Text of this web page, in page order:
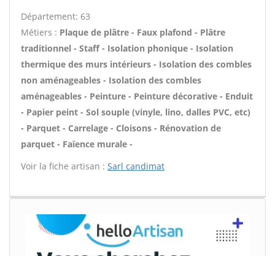
Département: 63
Métiers : Plaque de plâtre - Faux plafond - Plâtre
traditionnel - Staff - Isolation phonique - Isolation
thermique des murs intérieurs - Isolation des combles
non aménageables - Isolation des combles
aménageables - Peinture - Peinture décorative - Enduit
- Papier peint - Sol souple (vinyle, lino, dalles PVC, etc)
- Parquet - Carrelage - Cloisons - Rénovation de
parquet - Faïence murale -
Voir la fiche artisan : Sarl candimat